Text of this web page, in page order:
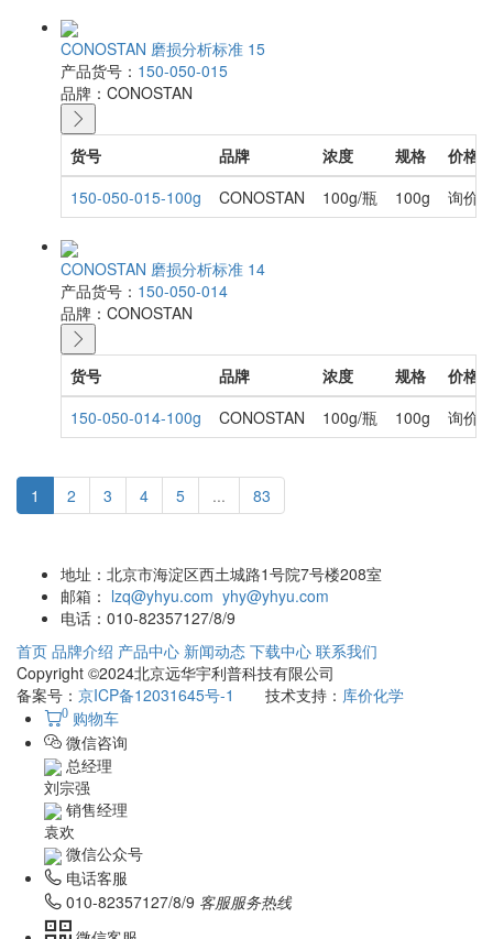
CONOSTAN 磨损分析标准 15
产品货号： 150-050-015
品牌： CONOSTAN
货号 品牌 浓度 规格
价格
150-050-015-100g
CONOSTAN 100g/瓶 100g 询价
CONOSTAN 磨损分析标准 14
产品货号： 150-050-014
品牌： CONOSTAN
货号 品牌 浓度 规格
价格
150-050-014-100g
CONOSTAN 100g/瓶 100g 询价
1 2 3 4 5 ... 83
地址： 北京市海淀区西土城路1号院7号楼208室
邮箱： lzq@yhyu.com yhy@yhyu.com
电话： 010-82357127/8/9
首页 品牌介绍 产品中心 新闻动态 下载中心 联系我们
Copyright ©2024北京远华宇利普科技有限公司
备案号： 京ICP备12031645号-1 技术支持： 库价化学
0 购物车
微信咨询
总经理
刘宗强
销售经理
袁欢
微信公众号
电话客服
010-82357127/8/9 客服服务热线